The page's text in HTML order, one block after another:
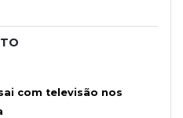
com televisão nos